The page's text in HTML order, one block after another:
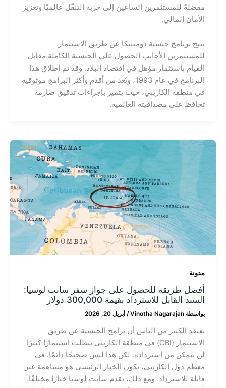
مفضلةً للمستثمرين الساعين إلى حرية التنقّل عالميًا وتعزيز
الأمان المالي.
يتيح برنامج جنسية دومينيكا عن طريق الاستثمار
للمستثمرين الأجانب الحصول على الجنسية الكاملة مقابل
القيام باستثمار مؤهل في اقتصاد البلاد. وقد تم إطلاق هذا
البرنامج في عام 1993، ويُعد من أقدم وأكثر البرامج موثوقية
في منطقة الكاريبي، حيث يتميز بإجراءات تدقيق صارمة
تحافظ على مصداقيته العالمية.
مدونة
أفضل طريقة للحصول على جواز سفر سانت لوسيا:
السند القابل للاسترداد بقيمة 300,000 دولار
بواسطة Vinotha Nagarajan
/ أبريل 20, 2026
يعتقد الكثير من الناس أن برامج الجنسية عن طريق
الاستثمار (CBI) في منطقة الكاريبي تتطلب استثمارًا كبيرًا
لن تتمكن من استرداده. لكن هذا ليس صحيحًا دائمًا. في
معظم دول الكاريبي، يكون الخيار الرئيسي هو مساهمة غير
قابلة للاسترداد. ومع ذلك، تقدم سانت لوسيا خيارًا مختلفًا.